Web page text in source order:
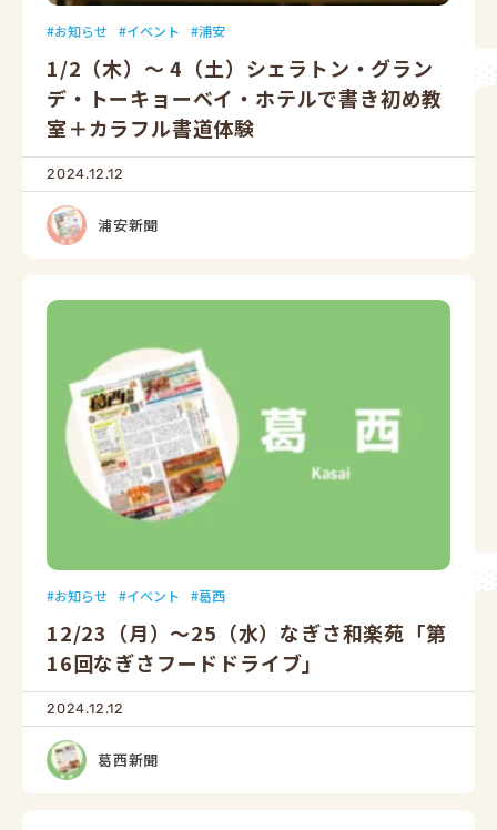
お知らせ イベント 浦安
1/2（木）〜 4（土）シェラトン・グラン
デ・トーキョーベイ・ホテルで書き初め教
室＋カラフル書道体験
2024.12.12
浦安新聞
お知らせ イベント 葛西
12/23（月）～25（水）なぎさ和楽苑「第
16回なぎさフードドライブ」
2024.12.12
葛西新聞